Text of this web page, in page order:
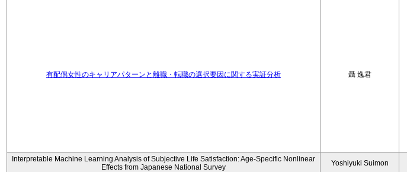
有配偶女性のキャリアパターンと離職・転職の選択要因に関する実証分析 聶 逸君
Interpretable Machine Learning Analysis of Subjective Life Satisfaction: Age-Specific Nonlinear
Effects from Japanese National Survey
Yoshiyuki Suimon